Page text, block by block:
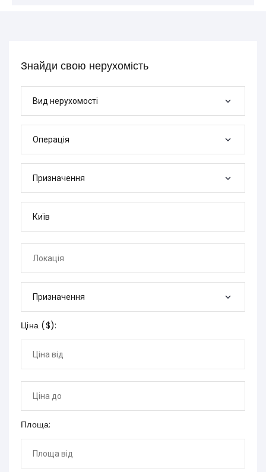
Знайди свою нерухомість
Вид нерухомості
Операція
Призначення
Призначення
Ціна ($):
Площа: